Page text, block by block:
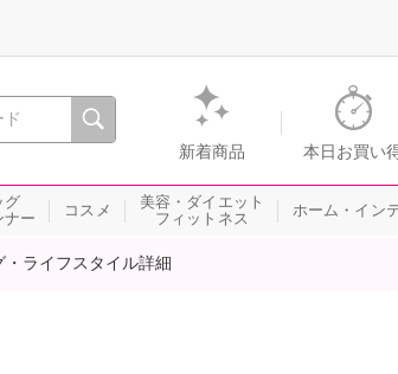
間を。通販・テレビショッピングのショップチャン
新着商品 本日お買い
グ
ナー
コスメ
美容・ダイエット
フィットネス
ホーム・イン
・ライフスタイル詳細